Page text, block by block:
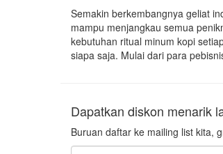
Semakin berkembangnya geliat
mampu menjangkau semua
kebutuhan ritual minum kopi
siapa saja. Mulai dari para
Dapatkan diskon menarik
Buruan daftar ke mailing list kita,